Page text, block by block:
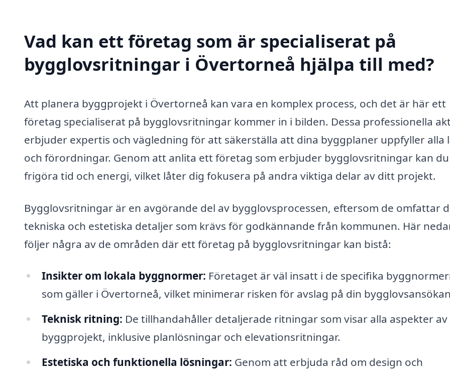
Vad kan ett företag som är specialiserat på
bygglovsritningar i Övertorneå hjälpa till med?
Att planera byggprojekt i Övertorneå kan vara en komplex process, och det är här ett
företag specialiserat på bygglovsritningar kommer in i bilden. Dessa professionella
erbjuder expertis och vägledning för att säkerställa att dina byggplaner uppfyller alla
och förordningar. Genom att anlita ett företag som erbjuder bygglovsritningar kan du
frigöra tid och energi, vilket låter dig fokusera på andra viktiga delar av ditt projekt.
Bygglovsritningar är en avgörande del av bygglovsprocessen, eftersom de omfattar
tekniska och estetiska detaljer som krävs för godkännande från kommunen. Här
följer några av de områden där ett företag på bygglovsritningar kan bistå:
Insikter om lokala byggnormer: Företaget är väl insatt i de specifika
som gäller i Övertorneå, vilket minimerar risken för avslag på din
Teknisk ritning: De tillhandahåller detaljerade ritningar som visar alla aspekter
byggprojekt, inklusive planlösningar och elevationsritningar.
Estetiska och funktionella lösningar: Genom att erbjuda råd om design och